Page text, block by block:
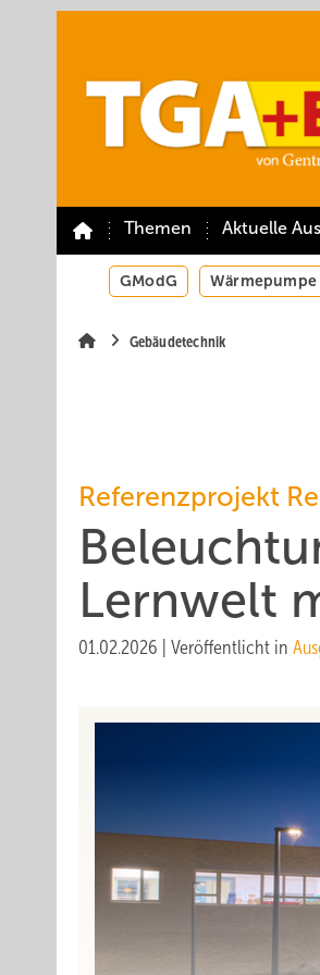
Themen Aktuelle
GModG Wärmepumpe
Gebäudetechnik
Referenzprojekt
Lernwelt
01.02.2026 Veröffentlicht in